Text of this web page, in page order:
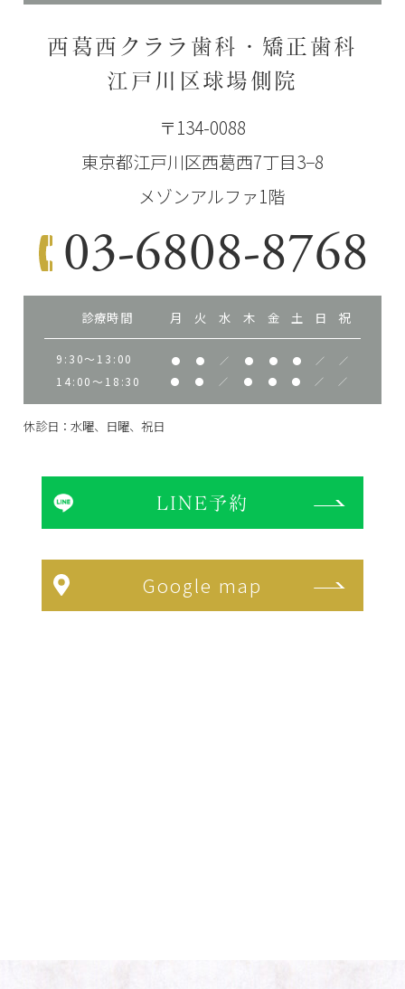
西葛西クララ歯科・矯正歯科
江戸川区球場側院
〒134-0088
東京都江戸川区西葛西7丁目3−8
メゾンアルファ1階
03-6808-8768
診療時間 月 火 水 木 金 土 日 祝
9:30～13:00 ● ● ／ ● ● ● ／ ／
14:00～18:30 ● ● ／ ● ● ● ／ ／
休診日：水曜、日曜、祝日
LINE予約
Google map